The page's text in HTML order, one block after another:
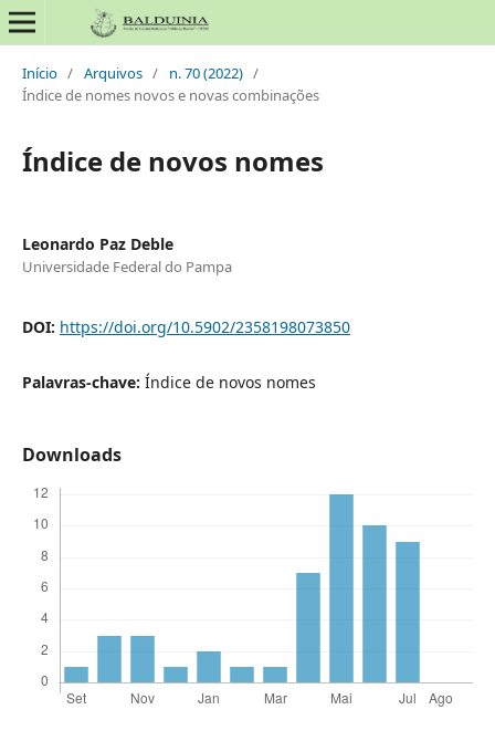
Início / Arquivos / n. 70 (2022) /
Índice de nomes novos e novas combinações
Índice de novos nomes
Leonardo Paz Deble
Universidade Federal do Pampa
DOI: https://doi.org/10.5902/2358198073850
Palavras-chave: Índice de novos nomes
Downloads